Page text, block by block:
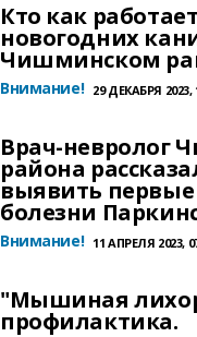
Кто как
новогодних
Чишминском
Внимание! 29 ДЕКАБРЯ 2023,
Врач-невролог
района
выявить
болезни
Внимание! 11 АПРЕЛЯ 2023,
"Мышиная
профилактика.